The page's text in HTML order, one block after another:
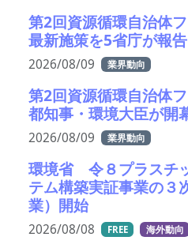
第2回資源循環自治体
最新施策を5省庁が報告
2026/08/09 業界動向
第2回資源循環自治体
都知事・環境大臣が開
2026/08/09 業界動向
環境省 令８プラスチ
テム構築実証事業の３
業）開始
2026/08/08 FREE 海外動向